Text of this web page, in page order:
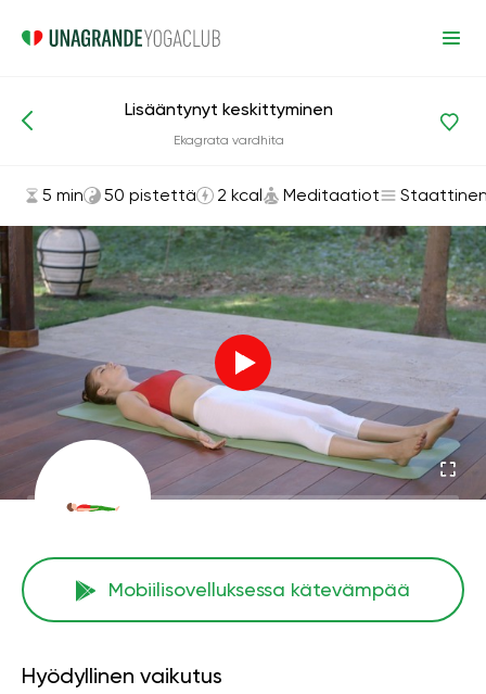
Asanat ja harjoitukset Meditaatiot
Lisääntynyt keskittyminen
Ekagrata vardhita
5 min 50 pistettä 2 kcal Meditaatiot
Mobiilisovelluksessa kätevämpää
Hyödyllinen vaikutus